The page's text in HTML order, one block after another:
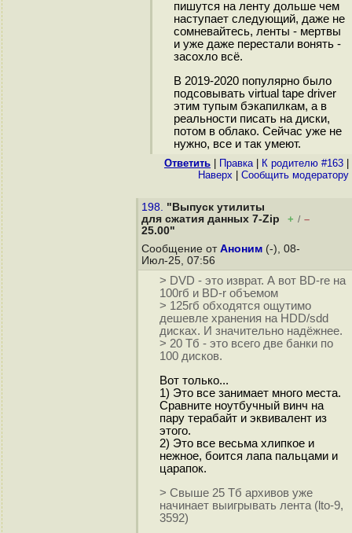
пишутся на ленту дольше чем
наступает следующий, даже не
сомневайтесь, ленты - мертвы
и уже даже перестали вонять -
засохло всё.
В 2019-2020 популярно было
подсовывать virtual tape driver
этим тупым бэкапилкам, а в
реальности писать на диски,
потом в облако. Сейчас уже не
нужно, все и так умеют.
Ответить Правка| К родителю #163
Наверх
Cообщить модератору
198. "Выпуск утилиты
для сжатия данных 7-Zip
25.00"
+ / –
Сообщение от Аноним (-), 08-
Июл-25, 07:56
> DVD - это изврат. А вот BD-re на
100гб и BD-r объемом
> 125гб обходятся ощутимо
дешевле хранения на HDD/sdd
дисках. И значительно надёжнее.
> 20 Тб - это всего две банки по
100 дисков.
Вот только...
1) Это все занимает много места.
Сравните ноутбучный винч на
пару терабайт и эквивалент из
этого.
2) Это все весьма хлипкое и
нежное, боится лапа пальцами и
царапок.
> Свыше 25 Тб архивов уже
начинает выигрывать лента (lto-9,
3592)